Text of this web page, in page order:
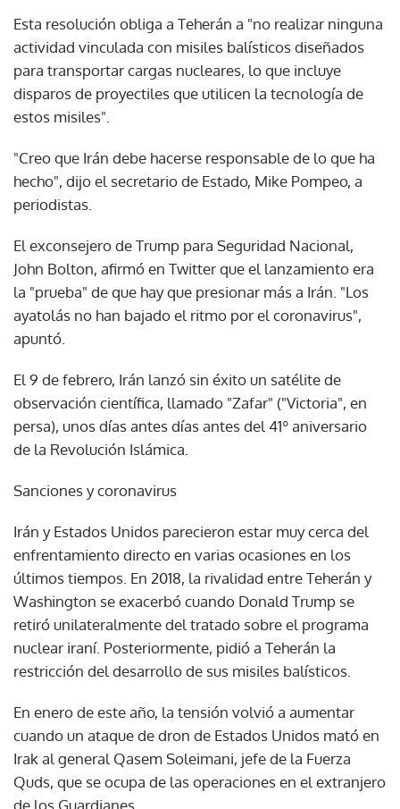
Esta resolución obliga a Teherán a "no realizar ninguna
actividad vinculada con misiles balísticos diseñados
para transportar cargas nucleares, lo que incluye
disparos de proyectiles que utilicen la tecnología de
estos misiles".
"Creo que Irán debe hacerse responsable de lo que ha
hecho", dijo el secretario de Estado, Mike Pompeo, a
periodistas.
El exconsejero de Trump para Seguridad Nacional,
John Bolton, afirmó en Twitter que el lanzamiento era
la "prueba" de que hay que presionar más a Irán. "Los
ayatolás no han bajado el ritmo por el coronavirus",
apuntó.
El 9 de febrero, Irán lanzó sin éxito un satélite de
observación científica, llamado "Zafar" ("Victoria", en
persa), unos días antes días antes del 41º aniversario
de la Revolución Islámica.
Sanciones y coronavirus
Irán y Estados Unidos parecieron estar muy cerca del
enfrentamiento directo en varias ocasiones en los
últimos tiempos. En 2018, la rivalidad entre Teherán y
Washington se exacerbó cuando Donald Trump se
retiró unilateralmente del tratado sobre el programa
nuclear iraní. Posteriormente, pidió a Teherán la
restricción del desarrollo de sus misiles balísticos.
En enero de este año, la tensión volvió a aumentar
cuando un ataque de dron de Estados Unidos mató en
Irak al general Qasem Soleimani, jefe de la Fuerza
Quds, que se ocupa de las operaciones en el extranjero
de los Guardianes.